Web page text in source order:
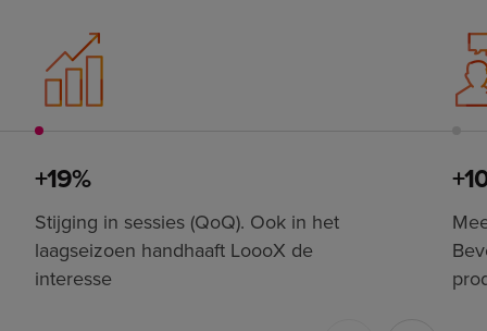
+19%
Stijging in sessies (QoQ). Ook in het
laagseizoen handhaaft LoooX de
interesse